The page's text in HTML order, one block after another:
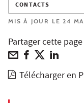
CONTACTS
MIS À JOUR LE 24
Partager cette page
Télécharger en